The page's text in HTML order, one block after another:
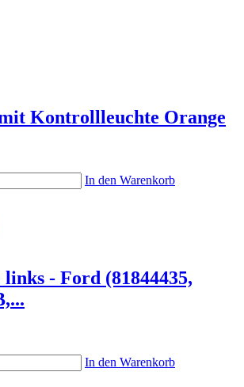
Kontrollleuchte Orange
In den Warenkorb
- Ford (81844435,
In den Warenkorb